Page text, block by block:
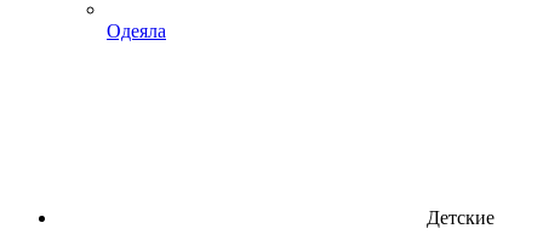
Одеяла
Детские